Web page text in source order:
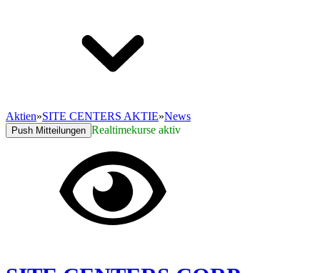
Aktien»SITE CENTERS AKTIE»News
Push Mitteilungen Realtimekurse aktiv